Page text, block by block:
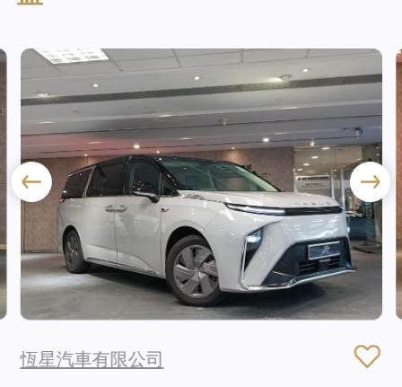
恆星汽車有限公司